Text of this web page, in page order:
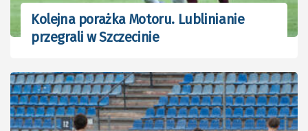
Kolejna porażka Motoru. Lublinianie
przegrali w Szczecinie